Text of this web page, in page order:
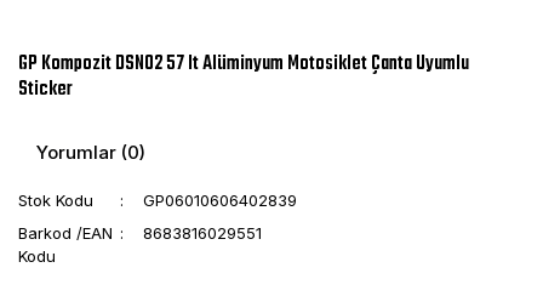
GP Kompozit DSN02 57 lt Alüminyum Motosiklet Çanta Uyumlu
Sticker
Yorumlar (0)
Stok Kodu
GP06010606402839
Barkod /EAN
Kodu
8683816029551